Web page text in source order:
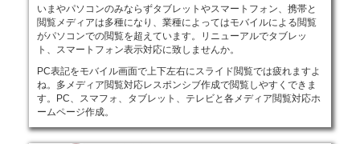
いまやパソコンのみならずタブレットやスマートフォン、携帯と
閲覧メディアは多種になり、業種によってはモバイルによる閲覧
がパソコンでの閲覧を超えています。リニューアルでタブレッ
ト、スマートフォン表示対応に致しませんか。
PC表記をモバイル画面で上下左右にスライド閲覧では疲れますよ
ね。多メディア閲覧対応レスポンシブ作成で閲覧しやすくできま
す。PC、スマフォ、タブレット、テレビと各メディア閲覧対応ホ
ームページ作成。